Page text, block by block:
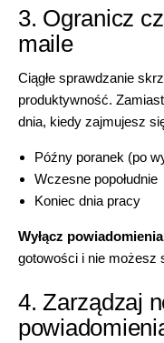
3. Ogranicz
maile
Ciągłe sprawdzanie
produktywność.
dnia, kiedy zajmujesz
Późny poranek (po
Wczesne popołudnie
Koniec dnia pracy
Wyłącz
gotowości i nie możesz
4. Zarządzaj